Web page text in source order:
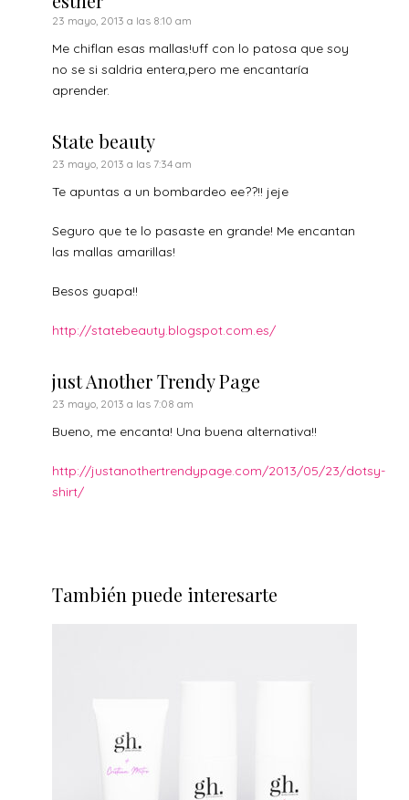
23 mayo, 2013 a las 8:10 am
Me chiflan esas mallas!uff con lo patosa que soy
no se si saldria entera,pero me encantaría
aprender.
State beauty
23 mayo, 2013 a las 7:34 am
Te apuntas a un bombardeo ee??!! jeje
Seguro que te lo pasaste en grande! Me encantan
las mallas amarillas!
Besos guapa!!
http://statebeauty.blogspot.com.es/
just Another Trendy Page
23 mayo, 2013 a las 7:08 am
Bueno, me encanta! Una buena alternativa!!
http://justanothertrendypage.com/2013/05/23/dotsy-
shirt/
También puede interesarte